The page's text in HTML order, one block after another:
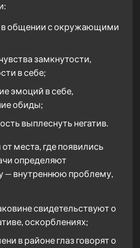
в общении с окружающими
замкнутости,
в себе;
эмоций в себе,
обиды;
выплеснуть негатив.
места, где появились
определяют
— внутреннюю проблему,
свидетельствуют о
оскорблениях;
в районе глаз говорят о